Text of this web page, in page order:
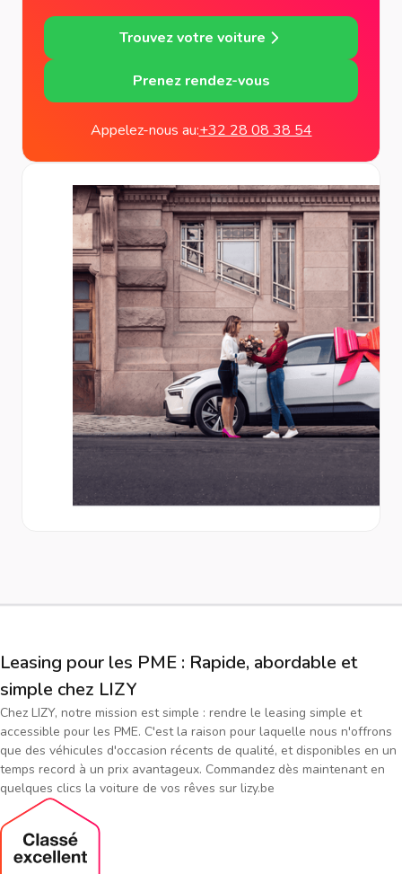
Trouvez votre voiture
Prenez rendez-vous
Appelez-nous au:+32 28 08 38 54
Leasing pour les PME : Rapide, abordable et
simple chez LIZY
Chez LIZY, notre mission est simple : rendre le leasing simple et
accessible pour les PME. C'est la raison pour laquelle nous n'offrons
que des véhicules d'occasion récents de qualité, et disponibles en un
temps record à un prix avantageux. Commandez dès maintenant en
quelques clics la voiture de vos rêves sur lizy.be